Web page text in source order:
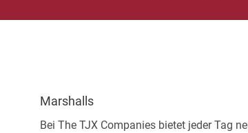
Marshalls
Bei The TJX Companies bietet jeder Tag